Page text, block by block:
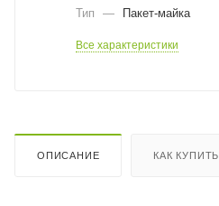
Тип
— Пакет-майка
Все характеристики
ОПИСАНИЕ КАК КУПИТЬ